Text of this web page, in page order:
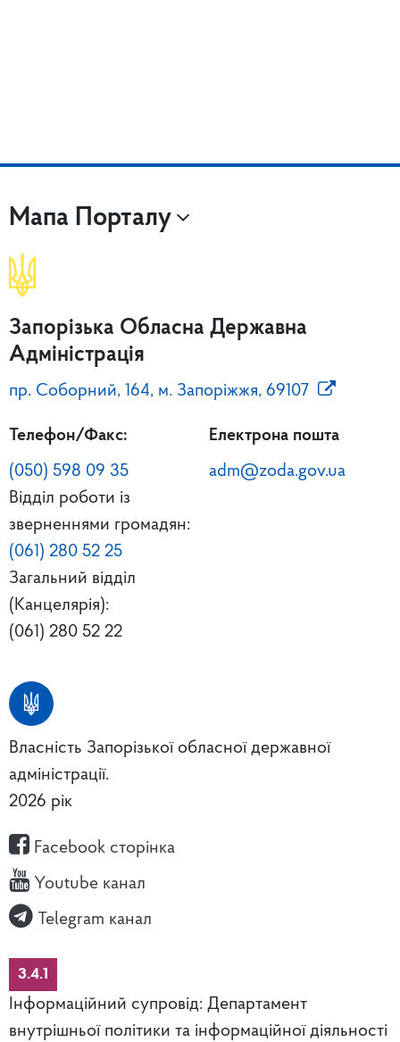
Мапа Порталу
Запорізька Обласна Державна
Адміністрація
пр. Соборний, 164, м. Запоріжжя, 69107
Телефон/Факс:
(050) 598 09 35
Відділ роботи із
зверненнями громадян:
(061) 280 52 25
Загальний відділ
(Канцелярія):
(061) 280 52 22
Електрона пошта
adm@zoda.gov.ua
Власність Запорізької обласної державної
адміністрації.
2026 рік
Facebook сторінка
Youtube канал
Telegram канал
3.4.1
Інформаційний супровід: Департамент
внутрішньої політики та інформаційної діяльності